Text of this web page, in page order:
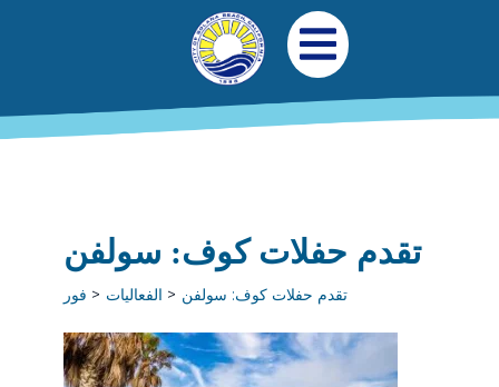
تجاوز إلى المحتوى الرئيسيالتنقل الرئيسي
افتح قائمة الجوال
تقدم حفلات كوف: سولفن
فور الفعاليات تقدم حفلات كوف: سولفن